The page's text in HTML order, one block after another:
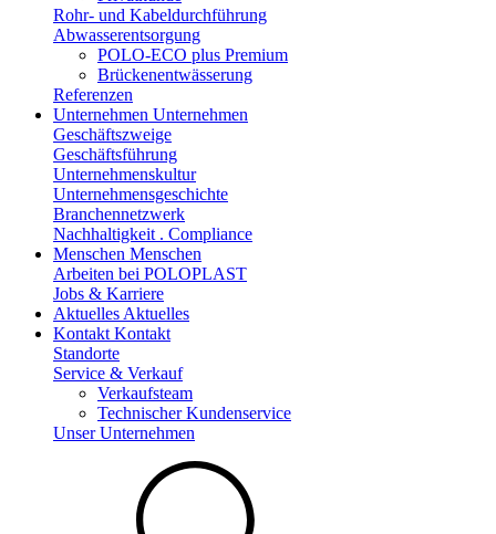
Rohr- und Kabeldurchführung
Abwasserentsorgung
POLO-ECO plus Premium
Brückenentwässerung
Referenzen
Unternehmen Unternehmen
Geschäftszweige
Geschäftsführung
Unternehmenskultur
Unternehmensgeschichte
Branchennetzwerk
Nachhaltigkeit . Compliance
Menschen Menschen
Arbeiten bei POLOPLAST
Jobs & Karriere
Aktuelles Aktuelles
Kontakt Kontakt
Standorte
Service & Verkauf
Verkaufsteam
Technischer Kundenservice
Unser Unternehmen